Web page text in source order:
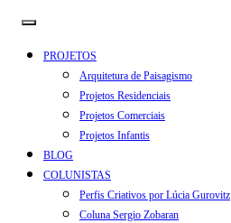
PROJETOS
Arquitetura de Paisagismo
Projetos Residenciais
Projetos Comerciais
Projetos Infantis
BLOG
COLUNISTAS
Perfis Criativos por Lúcia Gurovitz
Coluna Sergio Zobaran